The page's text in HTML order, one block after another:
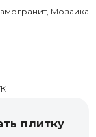
Мозаика
плитку